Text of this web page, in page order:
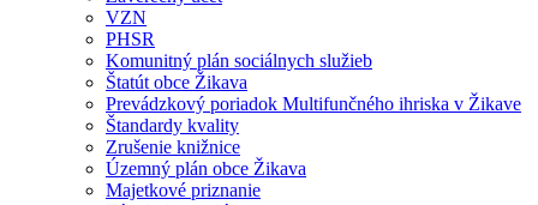
VZN
PHSR
Komunitný plán sociálnych služieb
Štatút obce Žikava
Prevádzkový poriadok Multifunčného ihriska v Žikave
Štandardy kvality
Zrušenie knižnice
Územný plán obce Žikava
Majetkové priznanie